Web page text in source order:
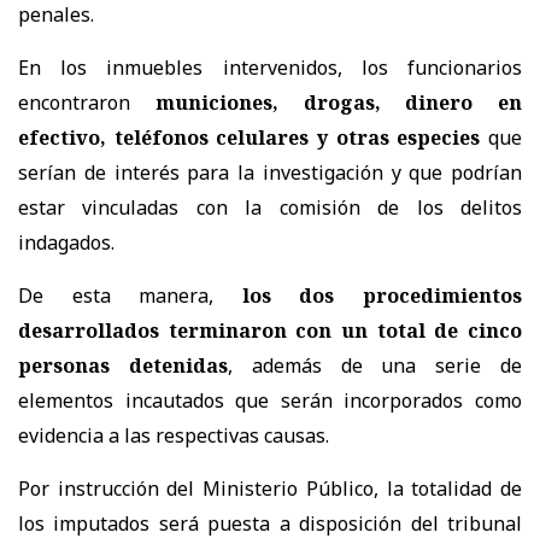
penales.
En los inmuebles intervenidos, los funcionarios
encontraron
municiones, drogas, dinero en
efectivo, teléfonos celulares y otras especies que
serían de interés para la investigación y que podrían
estar vinculadas con la comisión de los delitos
indagados.
De esta manera,
los dos procedimientos
desarrollados terminaron con un total de cinco
personas detenidas, además de una serie de
elementos incautados que serán incorporados como
evidencia a las respectivas causas.
Por instrucción del Ministerio Público, la totalidad de
los imputados será puesta a disposición del tribunal